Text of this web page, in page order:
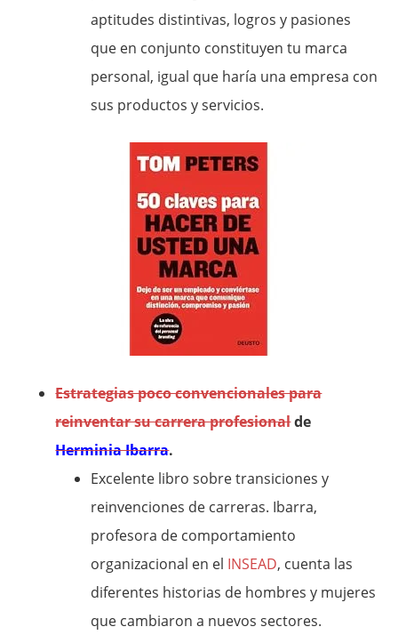
aptitudes distintivas, logros y pasiones
que en conjunto constituyen tu marca
personal, igual que haría una empresa con
sus productos y servicios.
Estrategias poco convencionales para
reinventar su carrera profesionalde
Herminia Ibarra.
Excelente libro sobre transiciones y
reinvenciones de carreras. Ibarra,
profesora de comportamiento
organizacional en el INSEAD, cuenta las
diferentes historias de hombres y mujeres
que cambiaron a nuevos sectores.